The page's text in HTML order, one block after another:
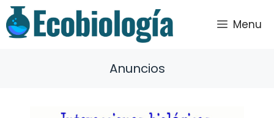
Saltar
al
contenido
Menu
Anuncios